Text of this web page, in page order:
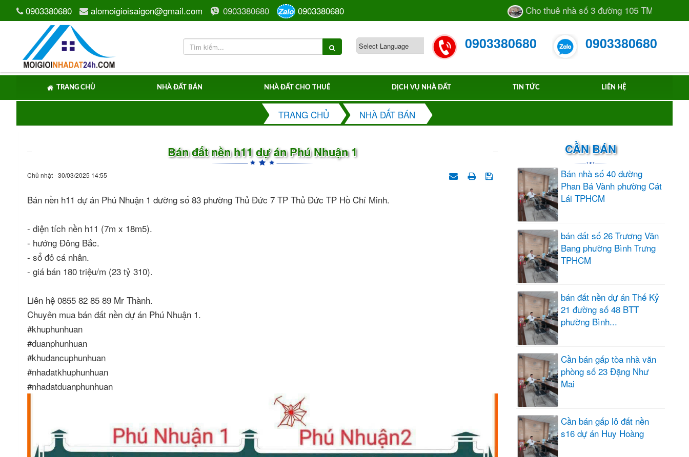
0903380680 alomoigioisaigon@gmail.com 0903380680 Zalo 0903380680 Cho thuê nhà số 3 đường 105 TML phường
0903380680 0903380680
TRANG CHỦ NHÀ ĐẤT BÁN NHÀ ĐẤT CHO THUÊ DỊCH VỤ NHÀ ĐẤT TIN TỨC LIÊN HỆ
TRANG CHỦ NHÀ ĐẤT BÁN
Bán đất nền h11 dự án Phú Nhuận 1
Chủ nhật - 30/03/2025 14:55
Bán nền h11 dự án Phú Nhuận 1 đường số 83 phường Thủ Đức 7 TP Thủ Đức TP Hồ Chí Minh.
- diện tích nền h11 (7m x 18m5).
- hướng Đông Bắc.
- sổ đỏ cá nhân.
- giá bán 180 triệu/m (23 tỷ 310).
Liên hệ 0855 82 85 89 Mr Thành.
Chuyên mua bán đất nền dự án Phú Nhuận 1.
#khuphunhuan
#duanphunhuan
#khudancuphunhuan
#nhadatkhuphunhuan
#nhadatduanphunhuan
CẦN BÁN
Bán nhà số 40 đường
Phan Bá Vành phường Cát
Lái TPHCM
bán đất số 26 Trương Văn
Bang phường Bình Trưng
TPHCM
bán đất nền dự án Thế Kỷ
21 đường số 48 BTT
phường Bình...
Cần bán gấp tòa nhà văn
phòng số 23 Đặng Như
Mai
Cần bán gấp lô đất nền
s16 dự án Huy Hoàng